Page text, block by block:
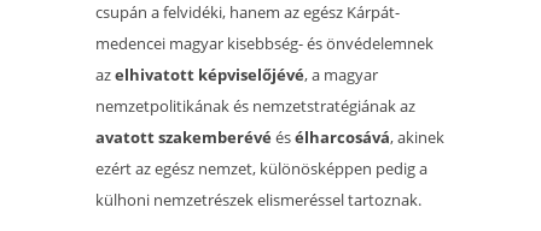
csupán a felvidéki, hanem az egész Kárpát-
medencei magyar kisebbség- és önvédelemnek
azelhivatott képviselőjévé, a magyar
nemzetpolitikának és nemzetstratégiának az
avatott szakemberévé ésélharcosává, akinek
ezért az egész nemzet, különösképpen pedig a
külhoni nemzetrészek elismeréssel tartoznak.